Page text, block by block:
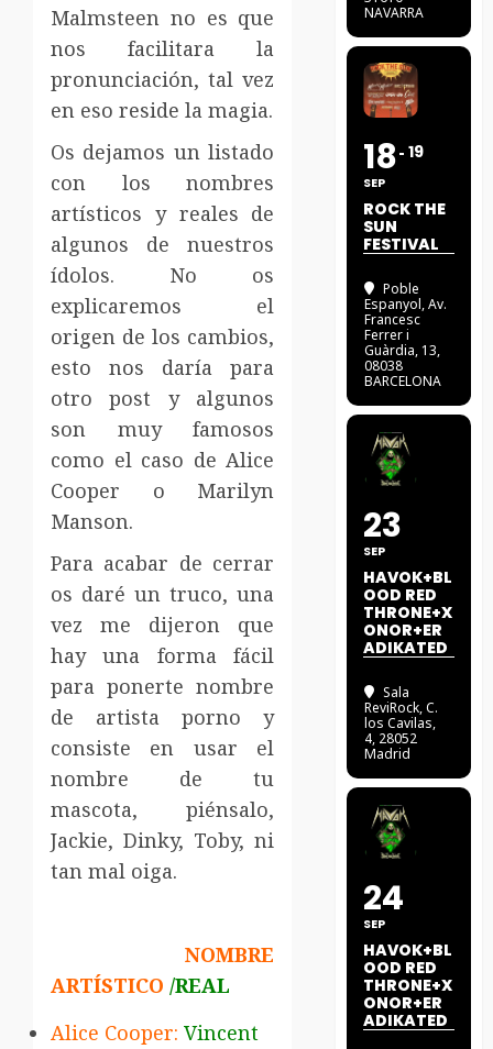
Malmsteen no es que
nos facilitara la
pronunciación, tal vez
en eso reside la magia.
Os dejamos un listado
con los nombres
artísticos y reales de
algunos de nuestros
ídolos. No os
explicaremos el
origen de los cambios,
esto nos daría para
otro post y algunos
son muy famosos
como el caso de Alice
Cooper o Marilyn
Manson.
Para acabar de cerrar
os daré un truco, una
vez me dijeron que
hay una forma fácil
para ponerte nombre
de artista porno y
consiste en usar el
nombre de tu
mascota, piénsalo,
Jackie, Dinky, Toby, ni
tan mal oiga.
NOMBRE
ARTÍSTICO /REAL
Alice Cooper: Vincent
NAVARRA
18
SEP
19
ROCK THE
SUN
FESTIVAL
Poble
Espanyol, Av.
Francesc
Ferrer i
Guàrdia, 13,
08038
BARCELONA
23
SEP
HAVOK+BL
OOD RED
THRONE+X
ONOR+ER
ADIKATED
Sala
ReviRock, C.
los Cavilas,
4, 28052
Madrid
24
SEP
HAVOK+BL
OOD RED
THRONE+X
ONOR+ER
ADIKATED